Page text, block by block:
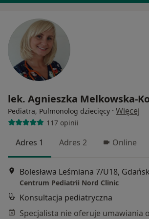
lek. Agnieszka Melkowska-
Pediatra, Pulmonolog dziecięcy · Więcej
117 opinii
Adres 1 Adres 2 Online
Bolesława Leśmiana 7/U18, Gdańsk
Centrum Pediatrii Nord Clinic
Konsultacja pediatryczna